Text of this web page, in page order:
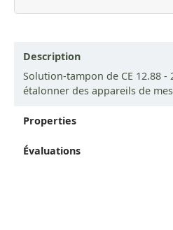
Description
Solution-tampon de CE 12.88
étalonner des appareils de
Properties
Évaluations